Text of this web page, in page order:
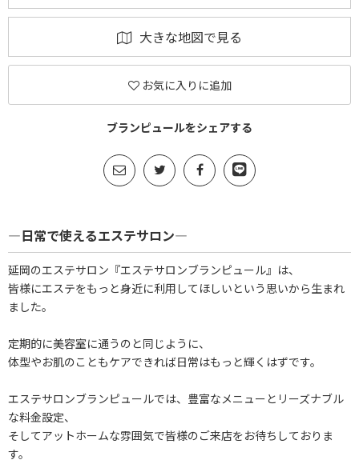
大きな地図で見る
お気に入りに追加
ブランピュールをシェアする
―日常で使えるエステサロン―
延岡のエステサロン『エステサロンブランピュール』は、
皆様にエステをもっと身近に利用してほしいという思いから生まれ
ました。
定期的に美容室に通うのと同じように、
体型やお肌のこともケアできれば日常はもっと輝くはずです。
エステサロンブランピュールでは、豊富なメニューとリーズナブル
な料金設定、
そしてアットホームな雰囲気で皆様のご来店をお待ちしておりま
す。